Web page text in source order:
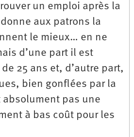
un emploi après la
aux patrons la
le mieux… en ne
d’une part il est
25 ans et, d’autre part,
bien gonflées par la
absolument pas une
à bas coût pour les